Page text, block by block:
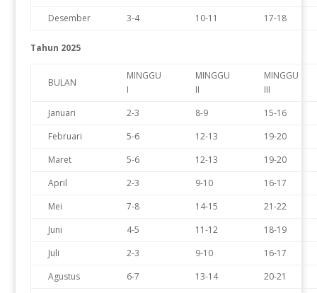
Desember
3-4 10-11 17-18
Tahun 2025
BULAN
MINGGU
I
MINGGU
II
MINGGU
III
Januari
2-3 8-9
15-16
Februari
5-6 12-13
19-20
Maret
5-6 12-13
19-20
April
2-3 9-10
16-17
Mei
7-8 14-15
21-22
Juni
4-5 11-12
18-19
Juli
2-3 9-10
16-17
Agustus
6-7 13-14
20-21